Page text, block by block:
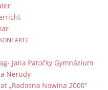
Jana Patočky Gymnázium
Nerudy
„Radosna Nowina 2000”
Nachdem wir vor den
hatten, machten wir uns in der
Als wir uns am Freitag vor dem
und spaßigen Busfahrt waren
groß, nicht zuletzt wegen des
Abendessen wurde noch